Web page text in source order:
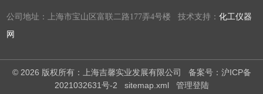
公司地址：上海市宝山区富联二路177弄4号楼 技术支持：化工仪器
网
© 2026 版权所有：上海吉馨实业发展有限公司 备案号：沪ICP备
2021032631号-2
sitemap.xml 管理登陆